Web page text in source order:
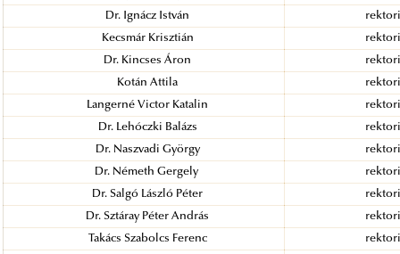
Dr. Ignácz István rektori
Kecsmár Krisztián rektori
Dr. Kincses Áron rektori
Kotán Attila rektori
Langerné Victor Katalin rektori
Dr. Lehóczki Balázs rektori
Dr. Naszvadi György rektori
Dr. Németh Gergely rektori
Dr. Salgó László Péter rektori
Dr. Sztáray Péter András rektori
Takács Szabolcs Ferenc rektori